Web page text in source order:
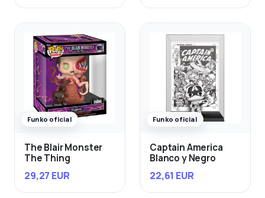
Funko oficial
The Blair Monster
The Thing
29,27 EUR
Funko oficial
Captain America
Blanco y Negro
22,61 EUR